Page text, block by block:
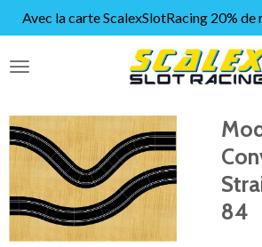
Passer
au
contenu
Avec la carte ScalexSlotRacing 20% de
84